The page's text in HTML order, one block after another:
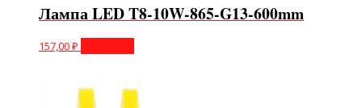
Лампа LED T8-10W-865-G13-600mm
157,00₽